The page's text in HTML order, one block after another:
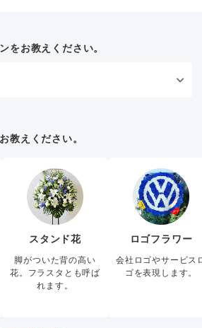
をお教えください。
教えください。
スタンド花
脚がついた背の高い
花。フラスタとも呼ば
れます。
ロゴフラワー
会社ロゴやサービス
ゴを表現します。